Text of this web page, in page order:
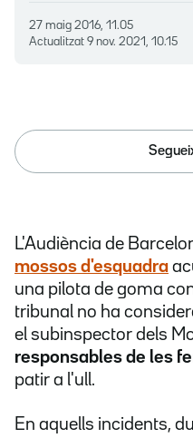
27 maig 2016, 11.05
Actualitzat 9 nov. 2021, 10.15
L'Audiència de
mossos d'esquadra
una pilota de goma
tribunal no ha
el subinspector dels
responsables de les
patir a l'ull.
En aquells incidents,